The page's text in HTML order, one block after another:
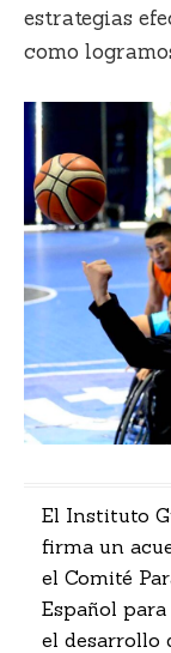
estrategias
como
de
El Instituto
firma un
el Comité
Español
el desarrollo